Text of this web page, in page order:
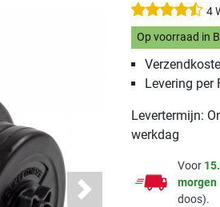
Next
4
Op voorraad in
Levering per
Levertermijn:
werkdag
Voor
morgen
doos).